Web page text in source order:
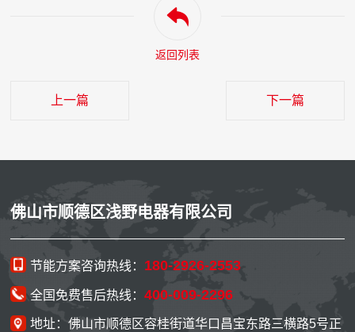
返回列表
上一篇 下一篇
佛山市顺德区浅野电器有限公司
节能方案咨询热线： 180-2926-2553
全国免费售后热线：400-009-2296
地址：佛山市顺德区容桂街道华口昌宝东路三横路5号正